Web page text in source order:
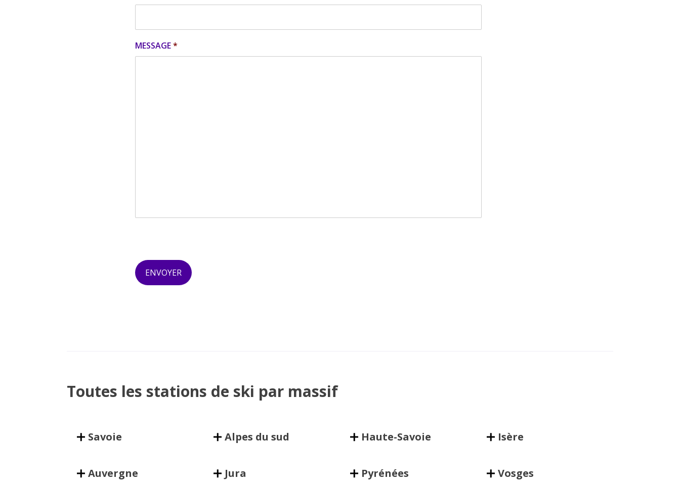
MESSAGE*
Toutes les stations de ski par massif
Savoie Alpes du sud Haute-Savoie Isère
Auvergne Jura Pyrénées Vosges